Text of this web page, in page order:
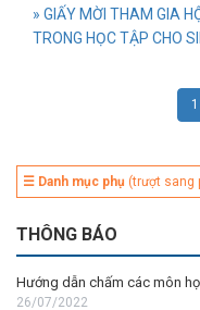
» GIẤY MỜI THAM GIA
TRONG HỌC TẬP CHO
1
☰ Danh mục phụ (trượt sang
THÔNG BÁO
Hướng dẫn chấm các môn
26/07/2022